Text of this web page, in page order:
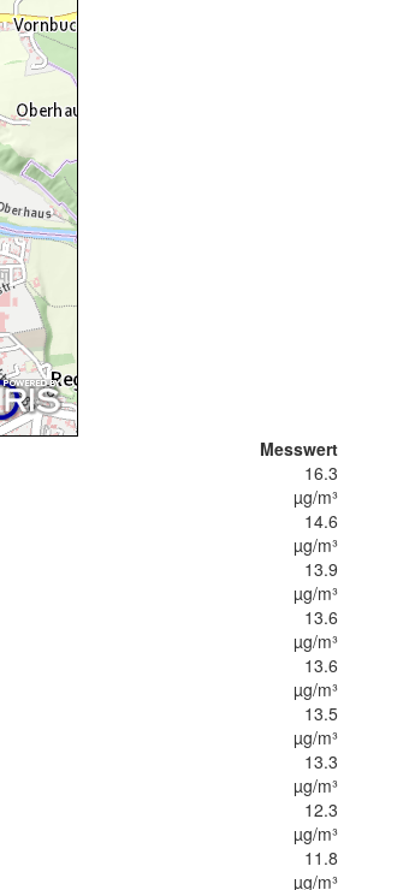
Messwert
16.3
µg/m³
14.6
µg/m³
13.9
µg/m³
13.6
µg/m³
13.6
µg/m³
13.5
µg/m³
13.3
µg/m³
12.3
µg/m³
11.8
µg/m³